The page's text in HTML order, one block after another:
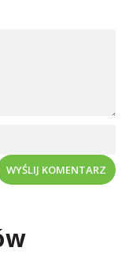
WYŚLIJ KOMENTARZ